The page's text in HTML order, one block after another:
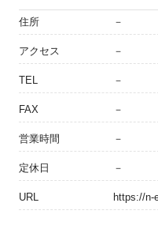
住所 －
アクセス －
TEL －
FAX －
営業時間 －
定休日 －
URL https://n-